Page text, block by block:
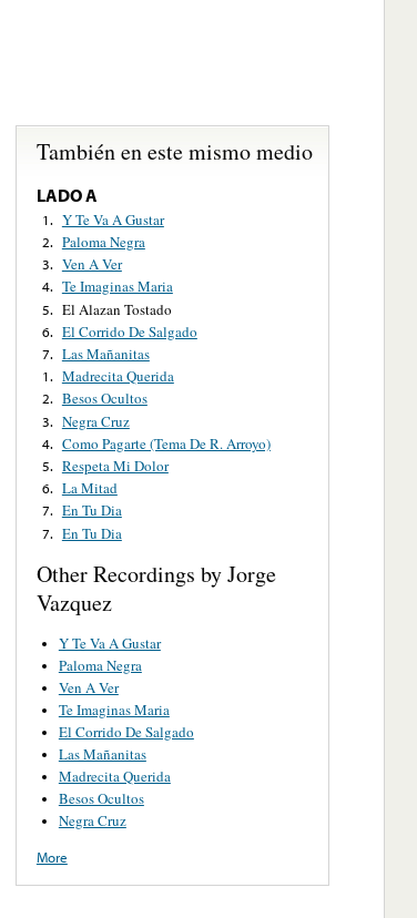
También en este mismo medio
LADO A
1. Y Te Va A Gustar
2. Paloma Negra
3. Ven A Ver
4. Te Imaginas Maria
5. El Alazan Tostado
6. El Corrido De Salgado
7. Las Mañanitas
1. Madrecita Querida
2. Besos Ocultos
3. Negra Cruz
4. Como Pagarte (Tema De R. Arroyo)
5. Respeta Mi Dolor
6. La Mitad
7. En Tu Dia
7. En Tu Dia
Other Recordings by Jorge
Vazquez
Y Te Va A Gustar
Paloma Negra
Ven A Ver
Te Imaginas Maria
El Corrido De Salgado
Las Mañanitas
Madrecita Querida
Besos Ocultos
Negra Cruz
More